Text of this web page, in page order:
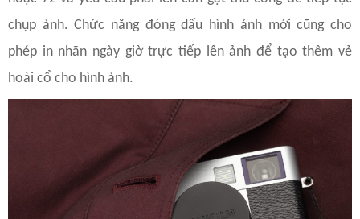
chụp ảnh. Chức năng đóng dấu hình ảnh mới cũng cho
phép in nhãn ngày giờ trực tiếp lên ảnh để tạo thêm vẻ
hoài cổ cho hình ảnh.